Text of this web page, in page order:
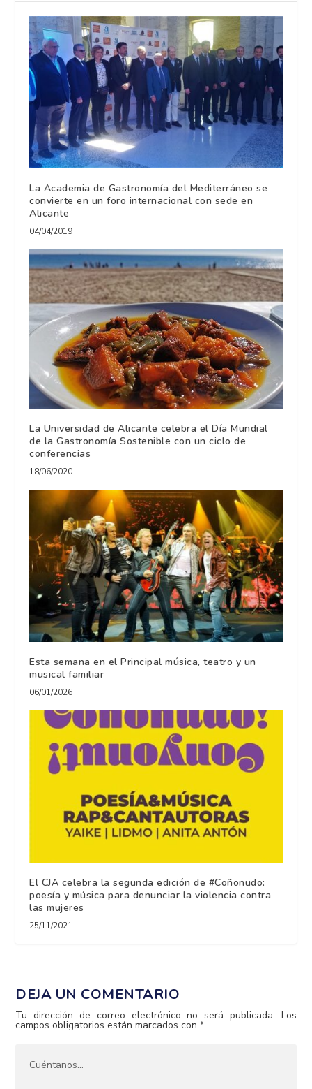
La Academia de Gastronomía del Mediterráneo se
convierte en un foro internacional con sede en
Alicante
04/04/2019
La Universidad de Alicante celebra el Día Mundial
de la Gastronomía Sostenible con un ciclo de
conferencias
18/06/2020
Esta semana en el Principal música, teatro y un
musical familiar
06/01/2026
El CJA celebra la segunda edición de #Coñonudo:
poesía y música para denunciar la violencia contra
las mujeres
25/11/2021
DEJA UN COMENTARIO
Tu dirección de correo electrónico no será publicada. Los
campos obligatorios están marcados con*